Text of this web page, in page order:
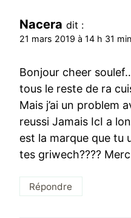
Nacera dit :
21 mars 2019 à 14 h 31 min
Bonjour cheer
tous le reste de ra
Mais j’ai un problem
reussi Jamais IcI a
est la marque que tu
tes griwech????
Répondre